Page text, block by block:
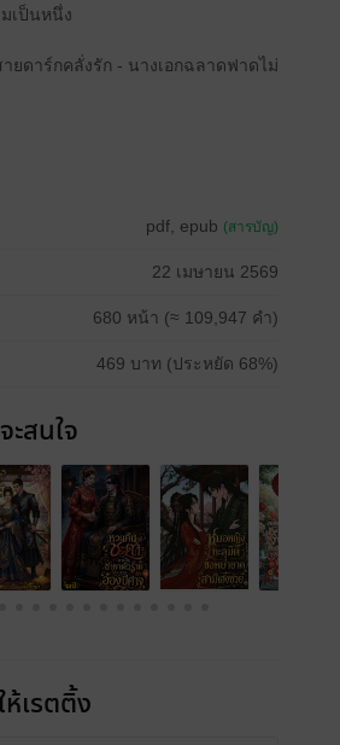
เป็นหนึ่ง
ยดาร์กคลั่งรัก - นางเอกฉลาดฟาดไม่
pdf, epub (สารบัญ)
22 เมษายน 2569
680 หน้า (≈ 109,947 คำ)
469 บาท (ประหยัด 68%)
สนใจ
ห้เรตติ้ง